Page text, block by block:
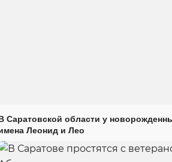
Саратовской области у
Леонид и Лео